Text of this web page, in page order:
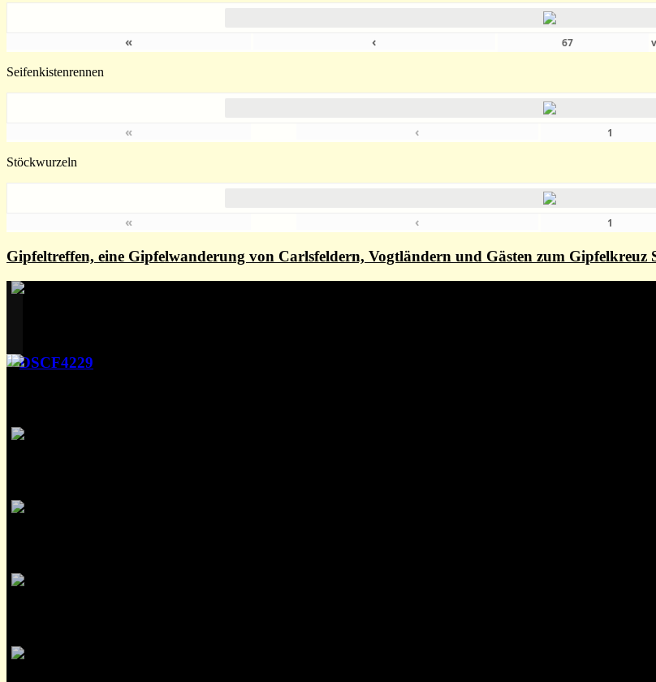
« ‹
Seifenkistenrennen
« ‹
Stöckwurzeln
« ‹
Gipfeltreffen, eine Gipfelwanderung von Carlsfeldern, Vogtländern und Gästen zum Gipfelkreuz